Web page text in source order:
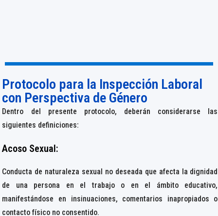
Protocolo para la Inspección Laboral
con Perspectiva de Género
Dentro del presente protocolo, deberán considerarse las
siguientes definiciones:
Acoso Sexual:
Conducta de naturaleza sexual no deseada que afecta la dignidad
de una persona en el trabajo o en el ámbito educativo,
manifestándose en insinuaciones, comentarios inapropiados o
contacto físico no consentido.